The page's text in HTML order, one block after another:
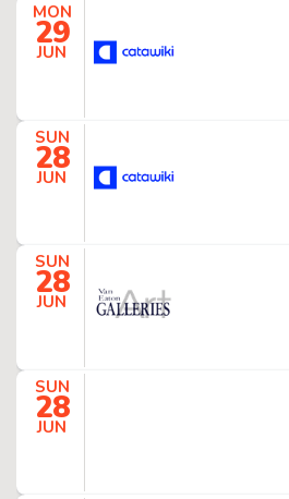
MON
29
JUN
SUN
28
JUN
SUN
28
JUN
SUN
28
JUN